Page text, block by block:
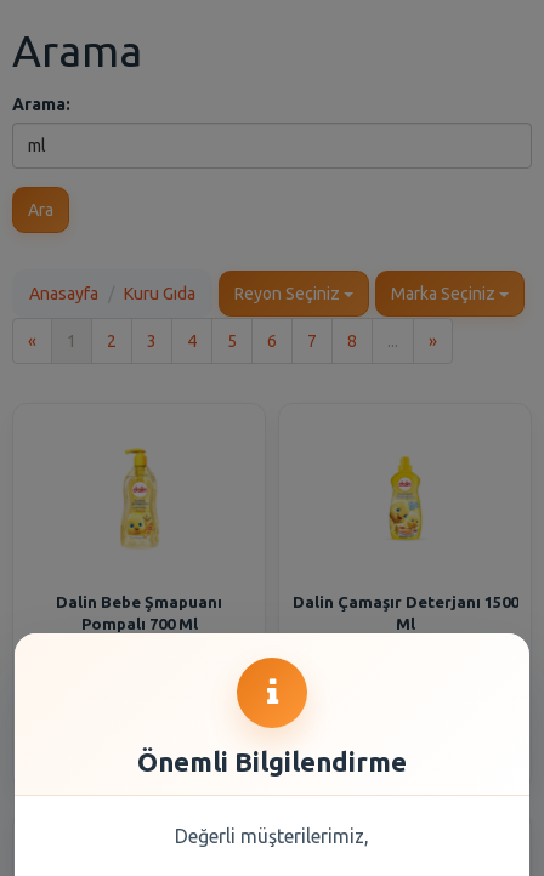
Arama
Arama:
Ara
Anasayfa Kuru Gıda Reyon Seçiniz Marka Seçiniz
« 1 2 3 4 5 6 7 8 ... »Son
Dalin Bebe Şmapuanı
Pompalı 700 Ml
Dalin Çamaşır Deterjanı 1500
Ml
Önemli Bilgilendirme
Değerli müşterilerimiz,